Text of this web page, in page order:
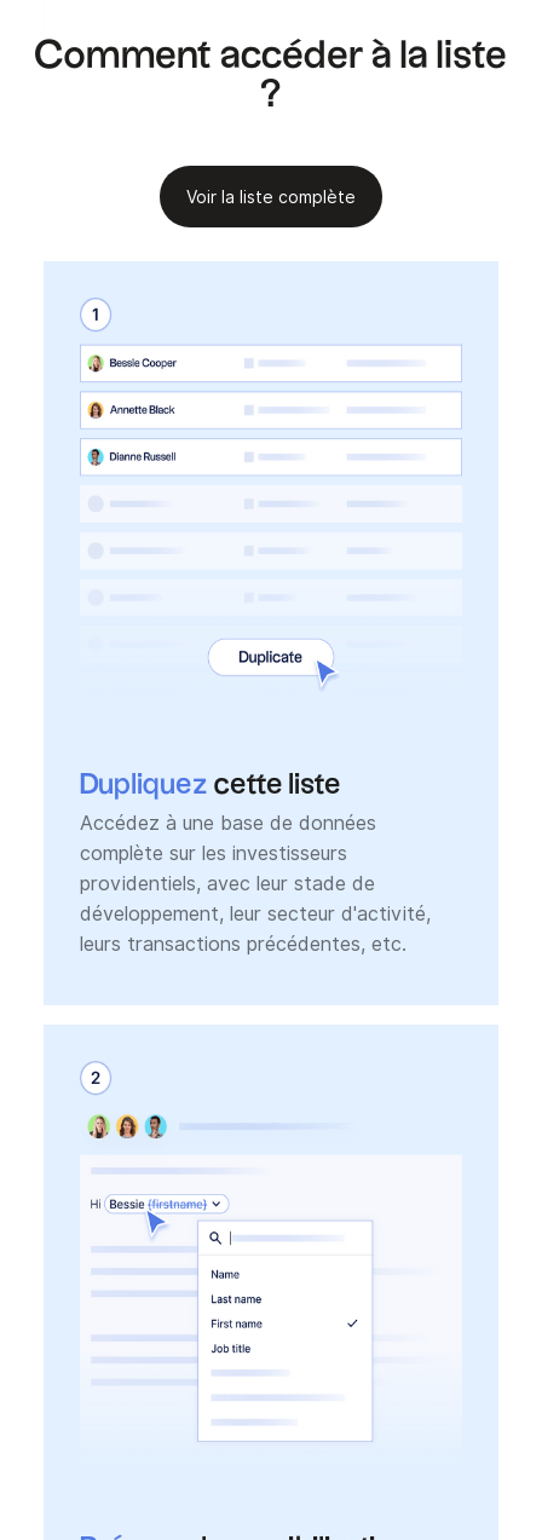
Comment accéder à la liste
?
Voir la liste complète
Dupliquez cette liste
Accédez à une base de données
complète sur les investisseurs
providentiels, avec leur stade de
développement, leur secteur d'activité,
leurs transactions précédentes, etc.